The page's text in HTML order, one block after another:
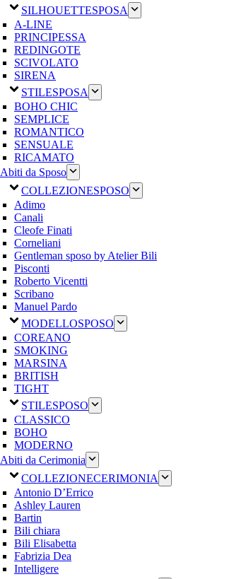
SILHOUETTESPOSA
A-LINE
PRINCIPESSA
REDINGOTE
SCIVOLATO
SIRENA
STILESPOSA
BOHO CHIC
SEMPLICE
ROMANTICO
SENSUALE
RICAMATO
Abiti da Sposo
COLLEZIONESPOSO
Adimo
Canali
Cleofe Finati
Corneliani
Gentleman sposo by Atelier Bili
Pisconti
Roberto Vicentti
Scribano
Manuel Pardo
MODELLOSPOSO
COREANO
SMOKING
MARSINA
BRITISH
TIGHT
STILESPOSO
CLASSICO
BOHO
MODERNO
Abiti da Cerimonia
COLLEZIONECERIMONIA
Antonio D’Errico
Ashley Lauren
Bartin
Bili chiara
Bili Elisabetta
Fabrizia Dea
Intelligere